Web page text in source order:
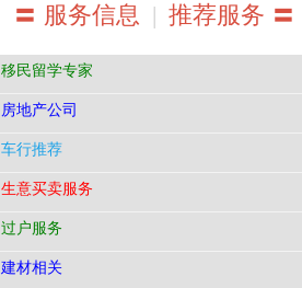
〓 服务信息 | 推荐服务 〓
移民留学专家
房地产公司
车行推荐
生意买卖服务
过户服务
建材相关